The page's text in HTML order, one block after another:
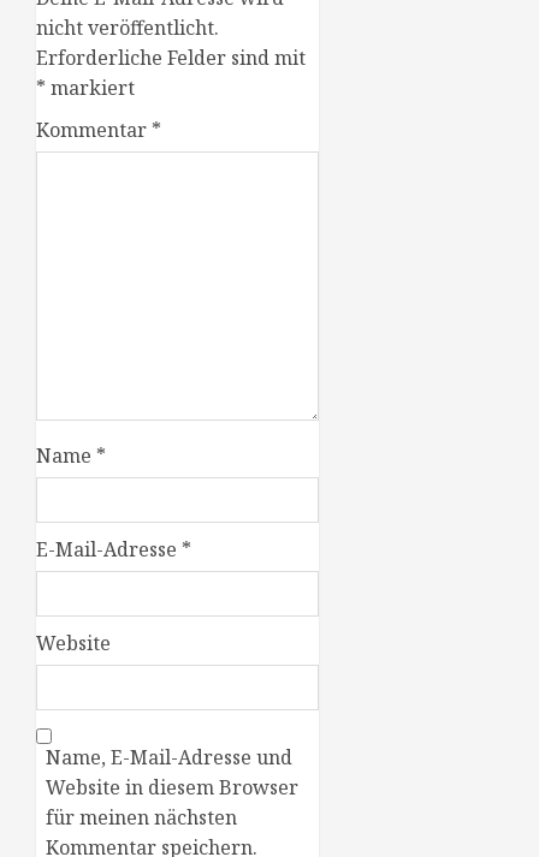
nicht veröffentlicht.
Erforderliche Felder sind mit
* markiert
Kommentar *
Name *
E-Mail-Adresse *
Website
Name, E-Mail-Adresse und
Website in diesem Browser
für meinen nächsten
Kommentar speichern.